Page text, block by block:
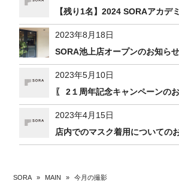
【残り1名】2024 SORAアカデ
2023年8月18日
SORA池上店オープンのお知らせ
2023年5月10日
〖 2１周年記念キャンペーンのお
2023年4月15日
店内でのマスク着用についての
SORA » MAIN » 今月の撮影